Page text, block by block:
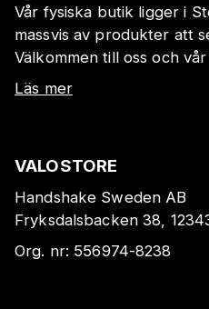
Vår fysiska butik ligger i
massvis av produkter att
Välkommen till oss och
Läs mer
VALOSTORE
Handshake Sweden AB
Fryksdalsbacken 38,
Org. nr: 556974-8238